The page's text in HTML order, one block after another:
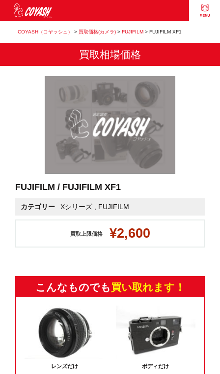
COYASH（コヤッシュ） > 買取価格(カメラ)> FUJIFILM> FUJIFILM XF1
買取相場価格
FUJIFILM / FUJIFILM XF1
カテゴリー Xシリーズ FUJIFILM
買取上限価格 ¥2,600
こんなものでも 買い取れます！
レンズだけ ボディだけ